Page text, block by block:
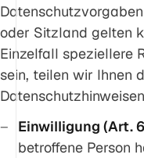
oder Sitzland gelten
Einzelfall speziellere
sein, teilen wir Ihnen
Einwilligung (Art. 6
betroffene Person